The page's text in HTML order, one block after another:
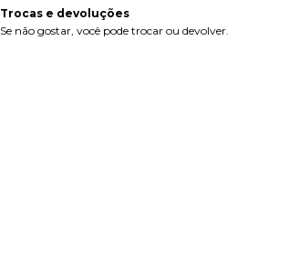
Trocas e devoluções
Se não gostar, você pode trocar ou devolver.